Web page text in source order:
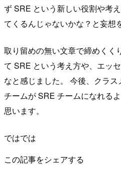
ず SRE という新しい役割や考
てくるんじゃないかな？と妄想
取り留めの無い文章で締めくく
て SRE という考え方や、エッ
なと感じました。 今後、クラ
チームが SRE チームになれる
思います。
ではでは
この記事をシェアする